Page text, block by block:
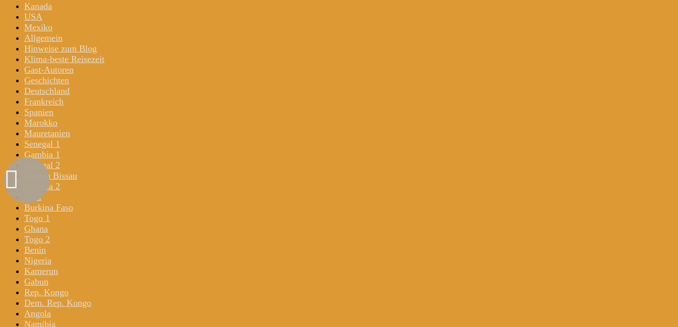
Kanada
USA
Mexiko
Allgemein
Hinweise zum Blog
Klima-beste Reisezeit
Gast-Autoren
Geschichten
Deutschland
Frankreich
Spanien
Marokko
Mauretanien
Senegal 1
Gambia 1
Senegal 2
Guinea Bissau
Gambia 2
Mali
Burkina Faso
Togo 1
Ghana
Togo 2
Benin
Nigeria
Kamerun
Gabun
Rep. Kongo
Dem. Rep. Kongo
Angola
Namibia